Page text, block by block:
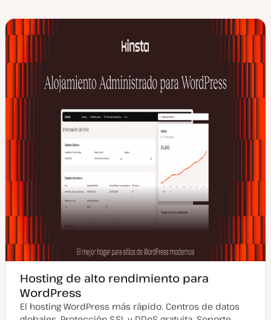
Hosting de alto rendimiento para
WordPress
El hosting WordPress más rápido. Centros de datos